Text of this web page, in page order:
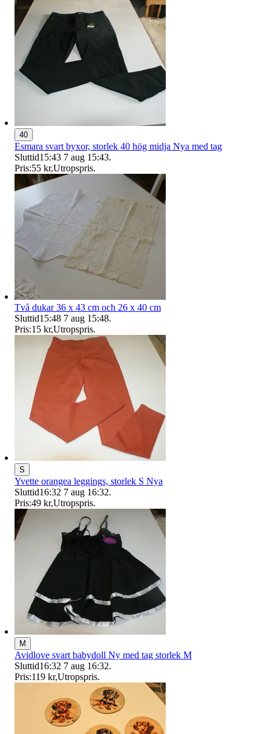
40
Esmara svart byxor, storlek 40 hög midja Nya med tag
Sluttid15:43 7 aug 15:43.
Pris:55 kr,Utropspris.
Två dukar 36 x 43 cm och 26 x 40 cm
Sluttid15:48 7 aug 15:48.
Pris:15 kr,Utropspris.
S
Yvette orangea leggings, storlek S Nya
Sluttid16:32 7 aug 16:32.
Pris:49 kr,Utropspris.
M
Avidlove svart babydoll Ny med tag storlek M
Sluttid16:32 7 aug 16:32.
Pris:119 kr,Utropspris.